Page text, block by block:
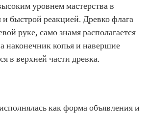
уровнем мастерства в
быстрой реакцией. Древко флага
руке, само знамя располагается
наконечник копья и навершие
в верхней части древка.
как форма объявления и